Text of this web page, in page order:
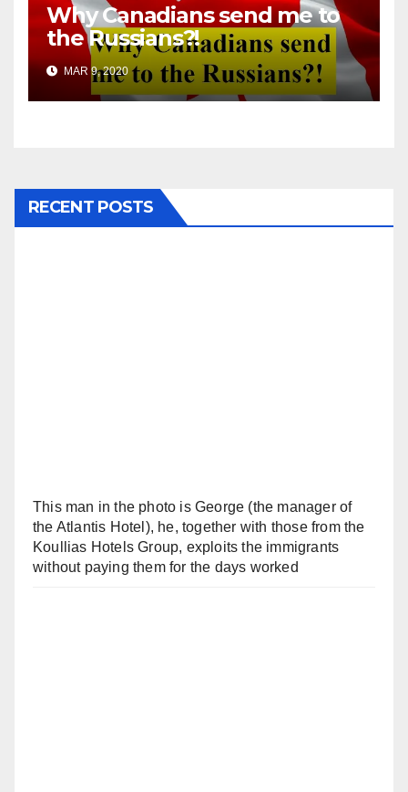
Why Canadians send me to
the Russians?!
MAR 9, 2020
RECENT POSTS
This man in the photo is George (the manager of
the Atlantis Hotel), he, together with those from the
Koullias Hotels Group, exploits the immigrants
without paying them for the days worked